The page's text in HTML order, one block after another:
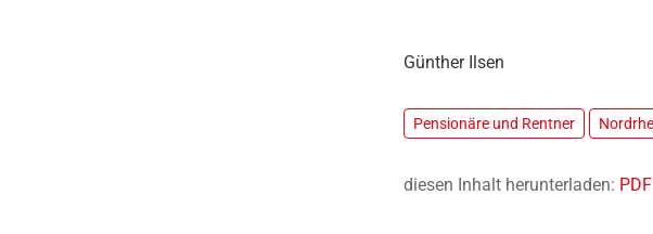
Günther Ilsen
Pensionäre und Rentner
diesen Inhalt herunterladen: PDF